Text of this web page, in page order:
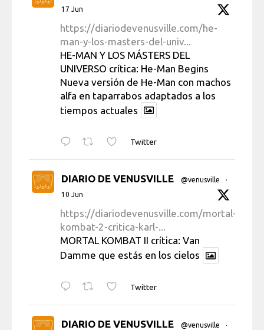
17 Jun
https://diariodevenusville.com/he-
man-y-los-masters-del-univ...
HE-MAN Y LOS MÁSTERS DEL
UNIVERSO crítica: He-Man Begins
Nueva versión de He-Man con machos
alfa en taparrabos adaptados a los
tiempos actuales
Twitter
DIARIO DE VENUSVILLE @venusville
·
10 Jun
https://diariodevenusville.com/mortal-
kombat-2-critica-karl-...
MORTAL KOMBAT II crítica: Van
Damme que estás en los cielos
Twitter
DIARIO DE VENUSVILLE @venusville
·